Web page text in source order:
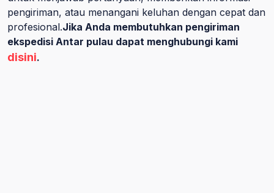
pengiriman, atau menangani keluhan dengan cepat dan
profesional.Jika Anda membutuhkan pengiriman
ekspedisi Antar pulau dapat menghubungi kami
disini.